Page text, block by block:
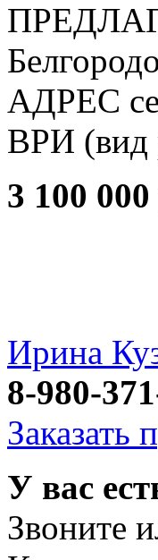
АДРЕС
ВРИ (вид
3 100 000
Ирина
8-980-
Заказать
У вас
Звоните